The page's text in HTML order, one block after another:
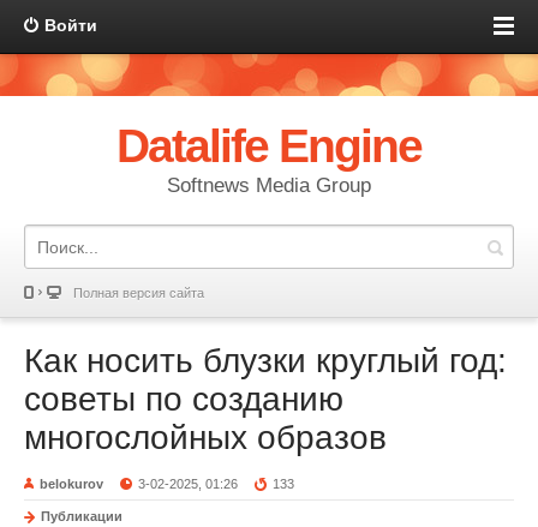
Войти
Datalife Engine
Softnews Media Group
Полная версия сайта
Как носить блузки круглый год:
советы по созданию
многослойных образов
belokurov 3-02-2025, 01:26 133
Публикации